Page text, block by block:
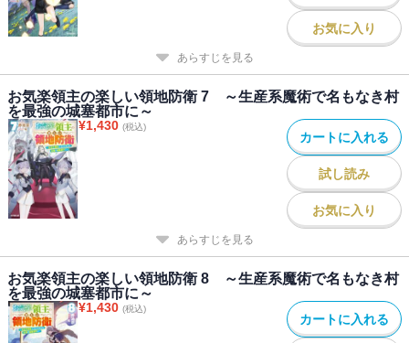
お気に入り
あらすじを見る
お気楽領主の楽しい領地防衛 7 ～生産系魔術で名もなき村
を最強の城塞都市に～
¥1,430 (税込)
カートに入れる
試し読み
お気に入り
あらすじを見る
お気楽領主の楽しい領地防衛 8 ～生産系魔術で名もなき村
を最強の城塞都市に～
¥1,430 (税込)
カートに入れる